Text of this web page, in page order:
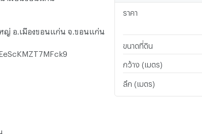
ญ่ อ.เมืองขอนแก่น จ.ขอนแก่น
ราคา
ขนาดที่ดิน
กว้าง (เมตร)
ลึก (เมตร)